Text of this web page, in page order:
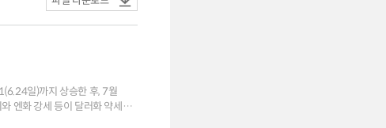
일)까지 상승한 후, 7월
엔화 강세 등이 달러화 약세